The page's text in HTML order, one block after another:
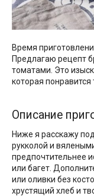
Время
Предлагаю рецепт
томатами. Это
которая понравится
Описание
Ниже я расскажу
рукколой и
предпочтительнее
или багет.
или оливки без
хрустящий хлеб и